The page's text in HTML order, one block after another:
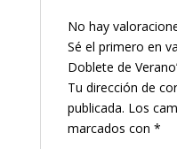
No hay
Sé el primero en
Doblete de
Tu dirección de
publicada. Los
marcados con *